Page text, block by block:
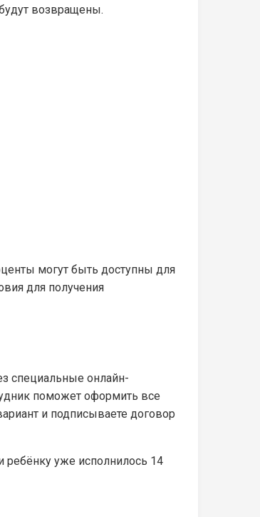
возвращены.
могут быть доступны для
для получения
специальные онлайн-
поможет оформить все
и подписываете договор
ребёнку уже исполнилось 14